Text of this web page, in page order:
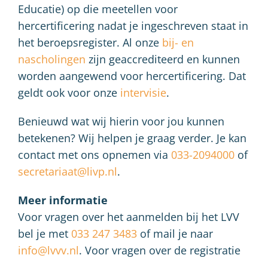
Educatie) op die meetellen voor
hercertificering nadat je ingeschreven staat in
het beroepsregister. Al onze bij- en
nascholingen zijn geaccrediteerd en kunnen
worden aangewend voor hercertificering. Dat
geldt ook voor onze intervisie.
Benieuwd wat wij hierin voor jou kunnen
betekenen? Wij helpen je graag verder. Je kan
contact met ons opnemen via 033-2094000 of
secretariaat@livp.nl.
Meer informatie
Voor vragen over het aanmelden bij het LVV
bel je met 033 247 3483 of mail je naar
info@lvvv.nl. Voor vragen over de registratie